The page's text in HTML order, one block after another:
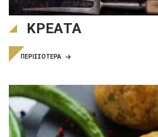
ΚΡΕΑΤΑ
ΠΕΡΙΣΣΟΤΕΡΑ